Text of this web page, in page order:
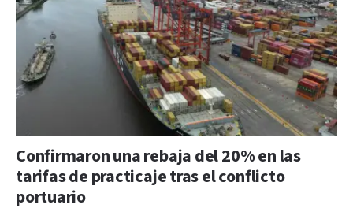
Confirmaron una rebaja del 20% en las
tarifas de practicaje tras el conflicto
portuario